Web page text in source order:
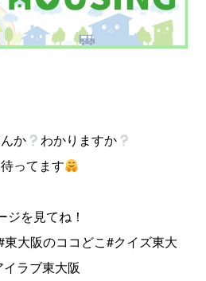
か
わかりますか
ってます
を見てね！
東大阪のココどこ#クイズ東大
イラブ東大阪